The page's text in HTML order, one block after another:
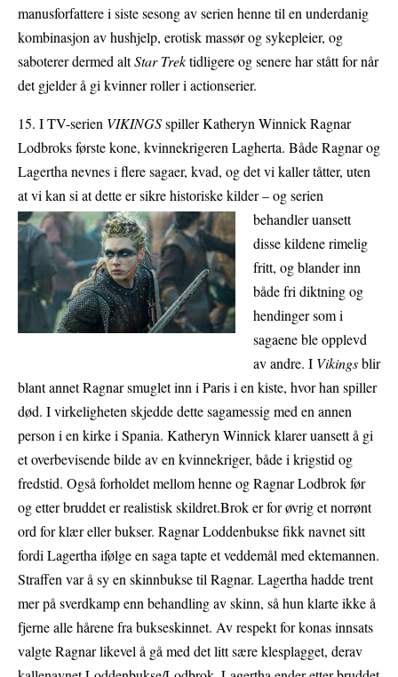
manusforfattere i siste sesong av serien henne til en underdanig
kombinasjon av hushjelp, erotisk massør og sykepleier, og
saboterer dermed altStar Trektidligere og senere har stått for når
det gjelder å gi kvinner roller i actionserier.
15. I TV-serien VIKINGSspiller Katheryn Winnick Ragnar
Lodbroks første kone, kvinnekrigeren Lagherta. Både Ragnar og
Lagertha nevnes i flere sagaer, kvad, og det vi kaller tåtter, uten
at vi kan si at dette er sikre historiske kilder – og serien
behandler uansett
disse kildene rimelig
fritt, og blander inn
både fri diktning og
hendinger som i
sagaene ble opplevd
av andre. I Vikingsblir
blant annet Ragnar smuglet inn i Paris i en kiste, hvor han spiller
død. I virkeligheten skjedde dette sagamessig med en annen
person i en kirke i Spania. Katheryn Winnick klarer uansett å gi
et overbevisende bilde av en kvinnekriger, både i krigstid og
fredstid. Også forholdet mellom henne og Ragnar Lodbrok før
og etter bruddet er realistisk skildret.Brok er for øvrig et norrønt
ord for klær eller bukser. Ragnar Loddenbukse fikk navnet sitt
fordi Lagertha ifølge en saga tapte et veddemål med ektemannen.
Straffen var å sy en skinnbukse til Ragnar. Lagertha hadde trent
mer på sverdkamp enn behandling av skinn, så hun klarte ikke å
fjerne alle hårene fra bukseskinnet. Av respekt for konas innsats
valgte Ragnar likevel å gå med det litt sære klesplagget, derav